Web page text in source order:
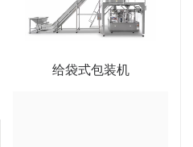
给袋式包装机